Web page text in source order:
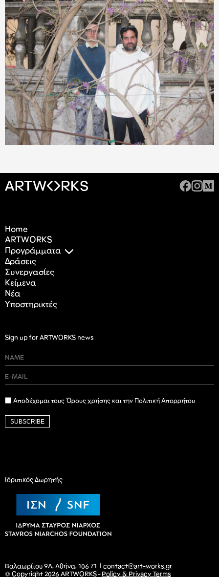
Home
ARTWORKS
Προγράμματα
Δράσεις
Συνεργασίες
Κείμενα
Nέα
Υποστηρικτές
Sign up for ARTWORKS news
Αποδέχομαι τους Όρους χρήσης και την Πολιτική Απορρήτου
SUBSCRIBE
Ιδρυτικός Δωρητής
Βαλαωρίτου 9Α, Αθήνα, 106 71 | contact@art-works.gr
© Copyright 2026 ARTWORKS - Policy & Privacy Terms